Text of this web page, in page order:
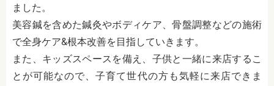
ました。
美容鍼を含めた鍼灸やボディケア、骨盤調整などの施術
で全身ケア&根本改善を目指していきます。
また、キッズスペースを備え、子供と一緒に来店するこ
とが可能なので、子育て世代の方も気軽に来店できま